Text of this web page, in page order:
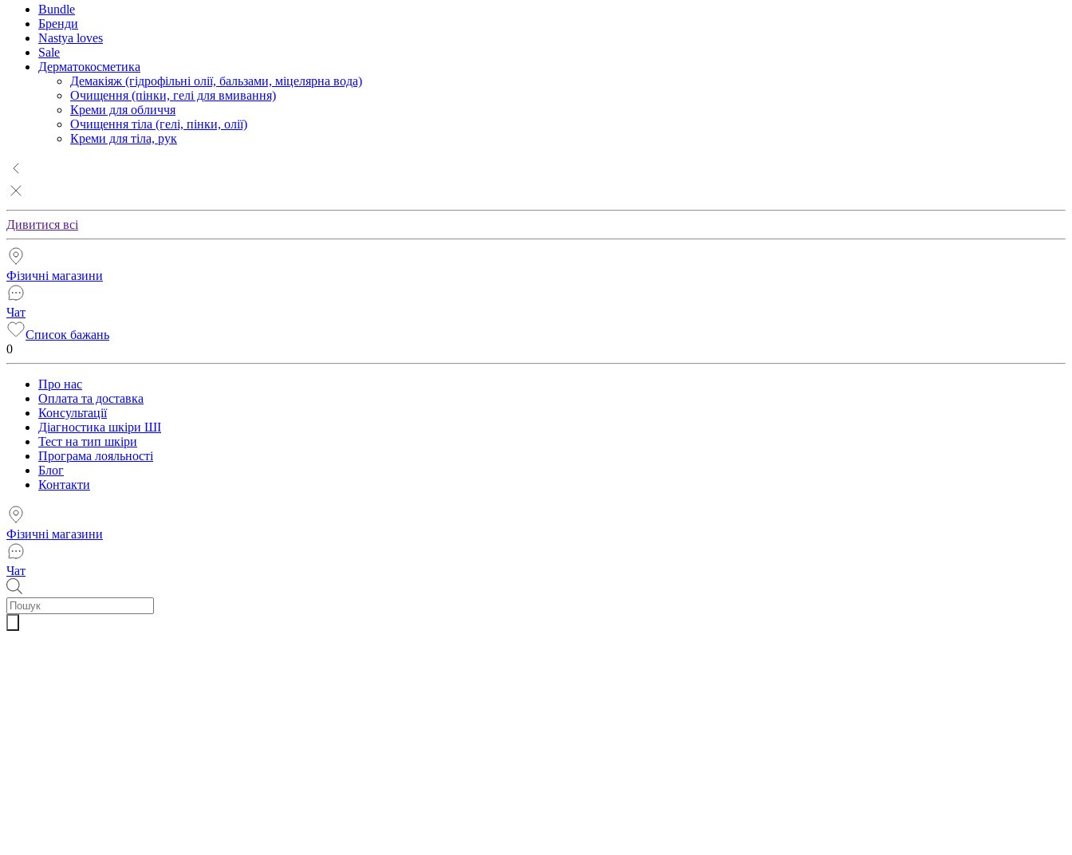
Bundle
Бренди
Nastya loves
Sale
Дерматокосметика
Демакіяж (гідрофільні олії, бальзами, міцелярна вода)
Очищення (пінки, гелі для вмивання)
Креми для обличчя
Очищення тіла (гелі, пінки, олії)
Креми для тіла, рук
Дивитися всі
Фізичні магазини
Чат
Список бажань
0
Про нас
Оплата та доставка
Консультації
Діагностика шкіри ШІ
Тест на тип шкіри
Програма лояльності
Блог
Контакти
Фізичні магазини
Чат
Пошук
товарів